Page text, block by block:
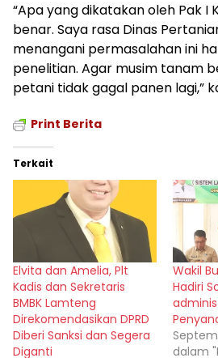
“Apa yang dikatakan oleh Pak I
benar. Saya rasa Dinas
menangani permasalahan ini
penelitian. Agar musim tanam
petani tidak gagal panen lagi,”
Print Berita
Terkait
Elvita dan Amelia, Plt
Kadis dan Sekretaris
BMBK Lamteng
Direkomendasikan DPRD
Diberi Sanksi dan Segera
Diganti
Wakil
Hadiri
dalam